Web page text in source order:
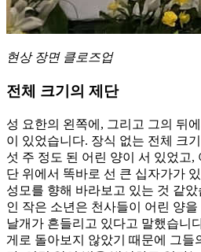
현상 장면 클로즈업
전체 크기의 제단
성 요한의 왼쪽에, 그리고 그의 뒤
이 있었습니다. 장식 없는 전체 크
섯 주 정도 된 어린 양이 서 있었고,
단 위에서 똑바로 선 큰 십자가가
성모를 향해 바라보고 있는 것 같
인 작은 소년은 천사들이 어린 양
날개가 흔들리고 있다고 말했습니
게로 돌아보지 않았기 때문에 그들